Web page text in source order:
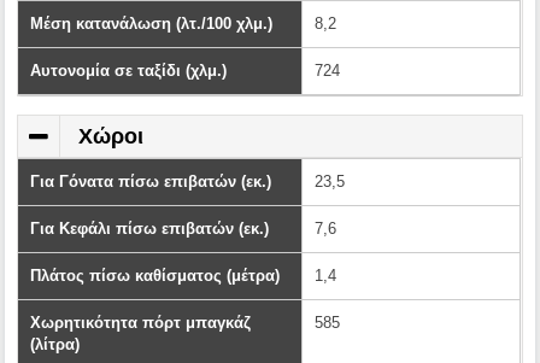
Μέση κατανάλωση (λτ./100 χλμ.) 8,2
Αυτονομία σε ταξίδι (χλμ.) 724
Χώροι
Για Γόνατα πίσω επιβατών (εκ.) 23,5
Για Κεφάλι πίσω επιβατών (εκ.) 7,6
Πλάτος πίσω καθίσματος (μέτρα) 1,4
Χωρητικότητα πόρτ μπαγκάζ
(λίτρα)
585